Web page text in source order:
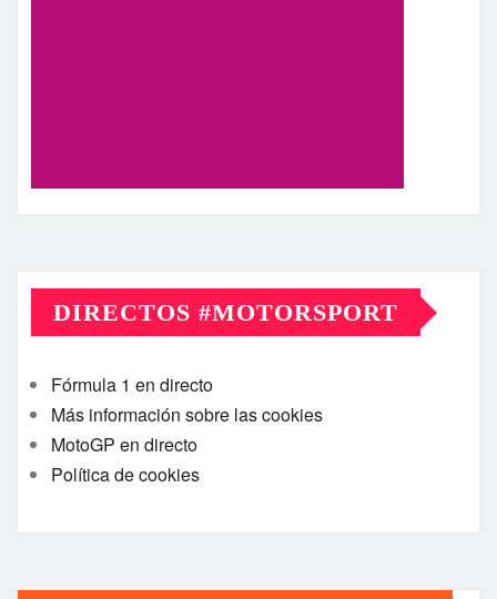
DIRECTOS #MOTORSPORT
Fórmula 1 en directo
Más información sobre las cookies
MotoGP en directo
Política de cookies